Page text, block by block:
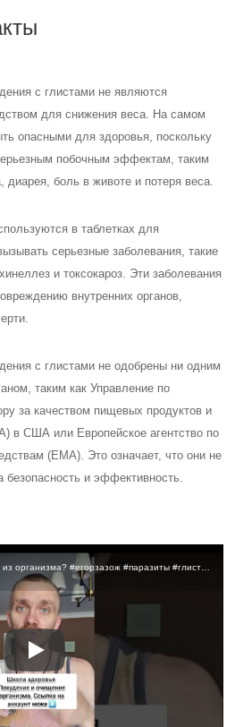
с глистами не являются
для снижения веса. На самом
опасными для здоровья, поскольку
побочным эффектам, таким
диарея, боль в животе и потеря веса.
в таблетках для
серьезные заболевания, такие
и токсокароз. Эти заболевания
внутренних органов,
с глистами не одобрены ни одним
таким как Управление по
за качеством пищевых продуктов и
в США или Европейское агентство по
(EMA). Это означает, что они не
и эффективность.